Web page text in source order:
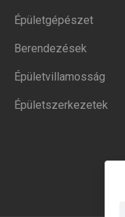
Épületgépészet
Berendezések
Épületvillamosság
Épületszerkezetek